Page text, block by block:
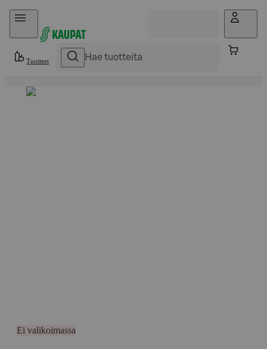
Hyppää sisältöön
Tuotteet
Ei valikoimassa